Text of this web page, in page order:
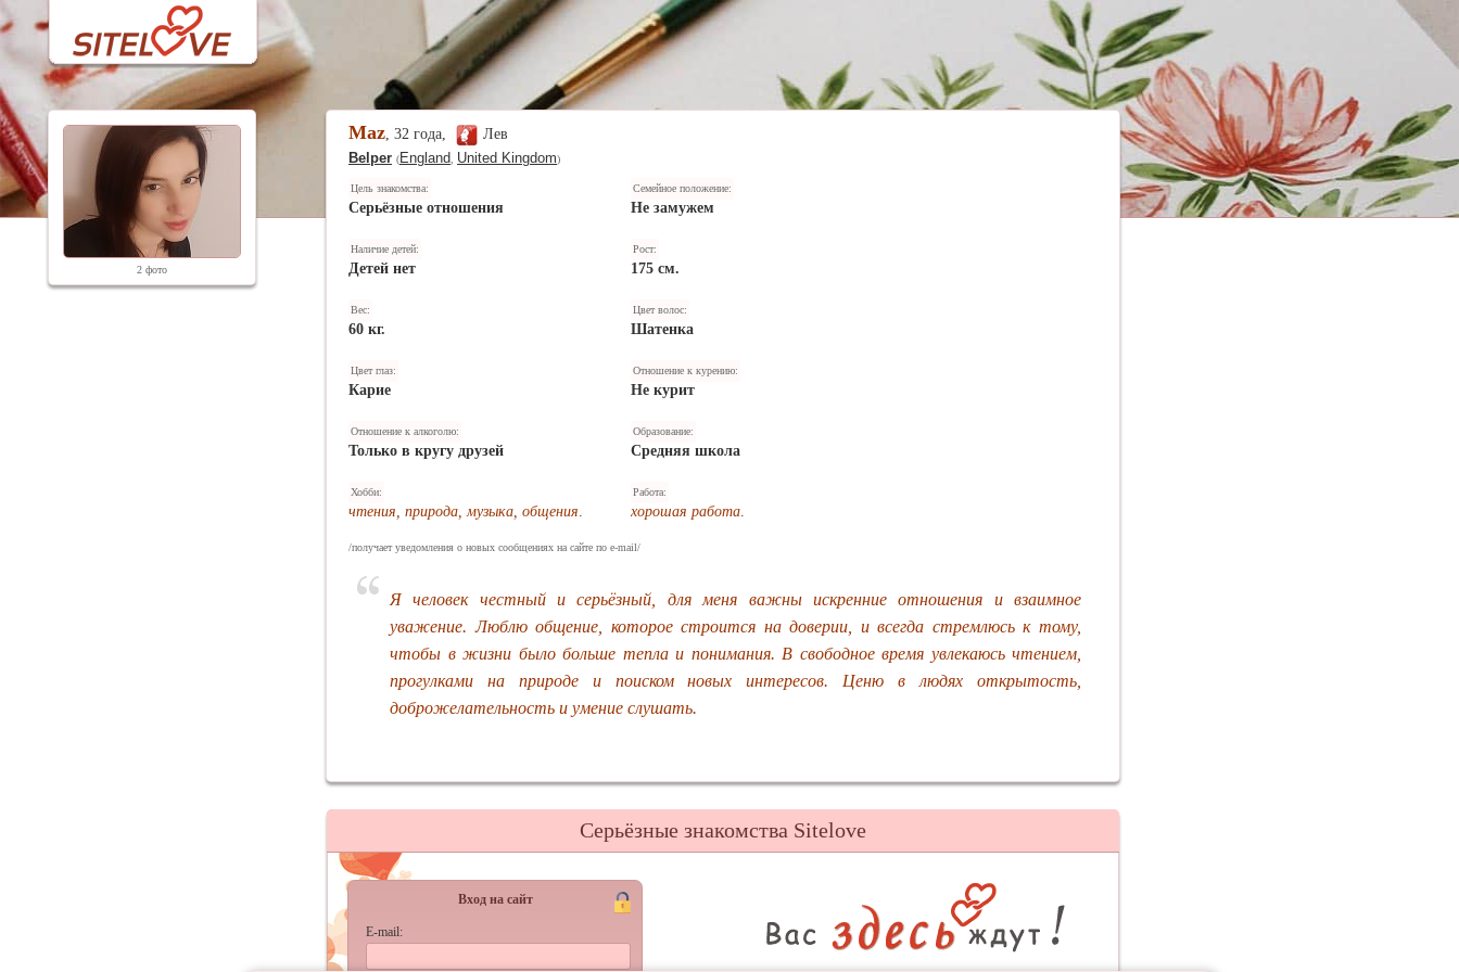
2 фото
Maz, 32 года,
Лев
Belper (England United Kingdom)
Цель знакомства:
Серьёзные отношения
Семейное положение:
Не замужем
Наличие детей:
Детей нет
Рост:
175 см.
Вес:
60 кг.
Цвет волос:
Шатенка
Цвет глаз:
Карие
Отношение к курению:
Не курит
Отношение к алкоголю:
Только в кругу друзей
Образование:
Средняя школа
Хобби:
чтения, природа, музыка, общения.
Работа:
хорошая работа.
/получает уведомления о новых сообщениях на сайте по e-mail/
Я человек честный и серьёзный, для меня важны искренние отношения и взаимное
уважение. Люблю общение, которое строится на доверии, и всегда стремлюсь к тому,
чтобы в жизни было больше тепла и понимания. В свободное время увлекаюсь чтением,
прогулками на природе и поиском новых интересов. Ценю в людях открытость,
доброжелательность и умение слушать.
Серьёзные знакомства Sitelove
Вход на сайт
E-mail: